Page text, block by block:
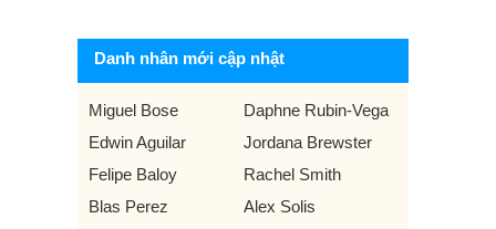
Danh nhân mới cập nhật
Miguel Bose
Daphne Rubin-Vega
Edwin Aguilar
Jordana Brewster
Felipe Baloy
Rachel Smith
Blas Perez
Alex Solis